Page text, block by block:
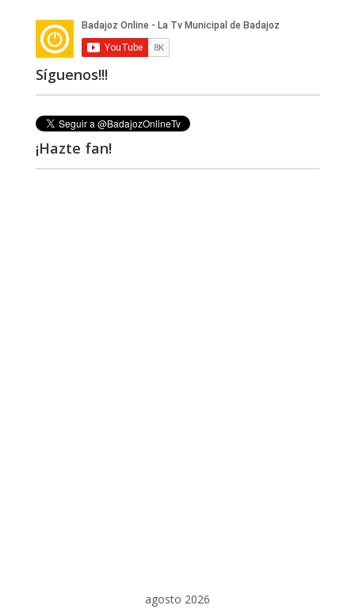
Síguenos!!!
¡Hazte fan!
agosto 2026